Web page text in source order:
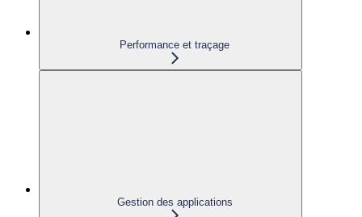
Performance et traçage
Gestion des applications